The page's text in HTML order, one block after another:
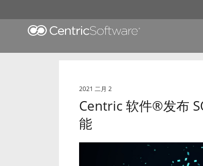
2021 二月 2
Centric 软件®发布
能